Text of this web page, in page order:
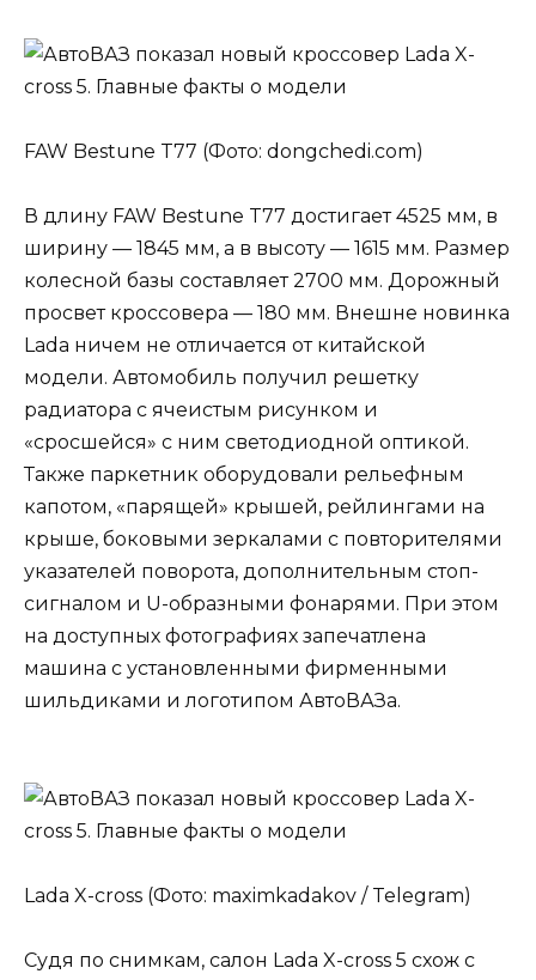
FAW Bestune T77 (Фото: dongchedi.com)
В длину FAW Bestune T77 достигает 4525 мм, в
ширину — 1845 мм, а в высоту — 1615 мм. Размер
колесной базы составляет 2700 мм. Дорожный
просвет кроссовера — 180 мм. Внешне новинка
Lada ничем не отличается от китайской
модели. Автомобиль получил решетку
радиатора с ячеистым рисунком и
«сросшейся» с ним светодиодной оптикой.
Также паркетник оборудовали рельефным
капотом, «парящей» крышей, рейлингами на
крыше, боковыми зеркалами с повторителями
указателей поворота, дополнительным стоп-
сигналом и U-образными фонарями. При этом
на доступных фотографиях запечатлена
машина с установленными фирменными
шильдиками и логотипом АвтоВАЗа.
Lada X-cross (Фото: maximkadakov / Telegram)
Судя по снимкам, салон Lada X-cross 5 схож с